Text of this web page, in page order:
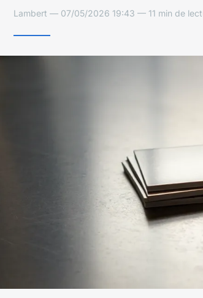
Lambert — 07/05/2026 19:43 — 11 min de